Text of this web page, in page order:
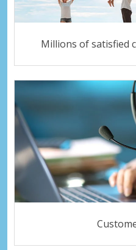
Millions of satisfied